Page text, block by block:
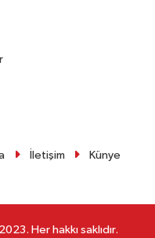
İletişim Künye
Her hakkı saklıdır.